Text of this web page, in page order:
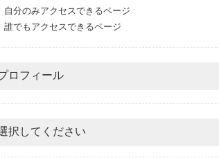
自分のみアクセスできるページ
誰でもアクセスできるページ